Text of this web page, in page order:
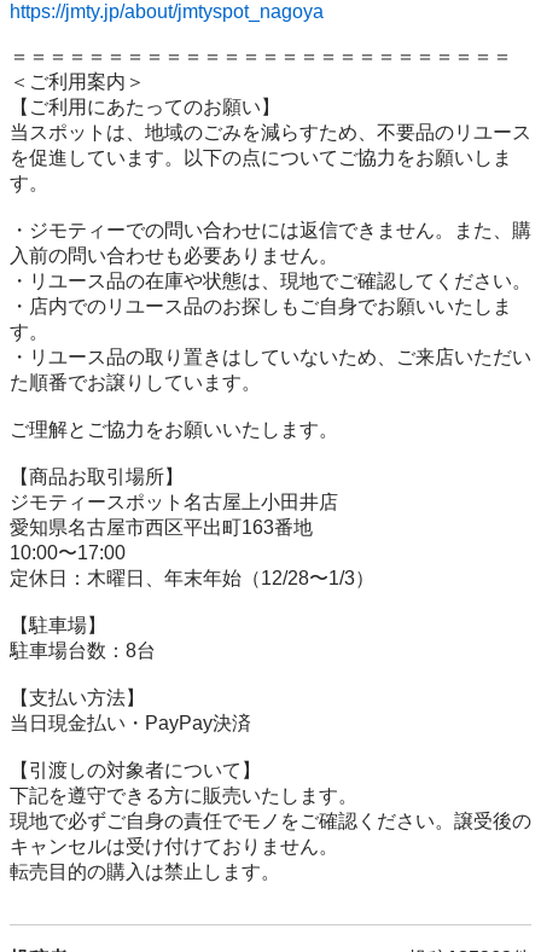
https://jmty.jp/about/jmtyspot_nagoya
＝＝＝＝＝＝＝＝＝＝＝＝＝＝＝＝＝＝＝＝＝＝＝＝＝＝
＜ご利用案内＞
【ご利用にあたってのお願い】
当スポットは、地域のごみを減らすため、不要品のリユース
を促進しています。以下の点についてご協力をお願いしま
す。
・ジモティーでの問い合わせには返信できません。また、購
入前の問い合わせも必要ありません。
・リユース品の在庫や状態は、現地でご確認してください。
・店内でのリユース品のお探しもご自身でお願いいたしま
す。
・リユース品の取り置きはしていないため、ご来店いただい
た順番でお譲りしています。
ご理解とご協力をお願いいたします。
【商品お取引場所】
ジモティースポット名古屋上小田井店
愛知県名古屋市西区平出町163番地
10:00〜17:00
定休日：木曜日、年末年始（12/28〜1/3）
【駐⾞場】
駐車場台数：8台
【⽀払い⽅法】
当日現金払い・PayPay決済
【引渡しの対象者について】
下記を遵守できる⽅に販売いたします。
現地で必ずご⾃⾝の責任でモノをご確認ください。譲受後の
キャンセルは受け付けておりません。
転売⽬的の購⼊は禁⽌します。